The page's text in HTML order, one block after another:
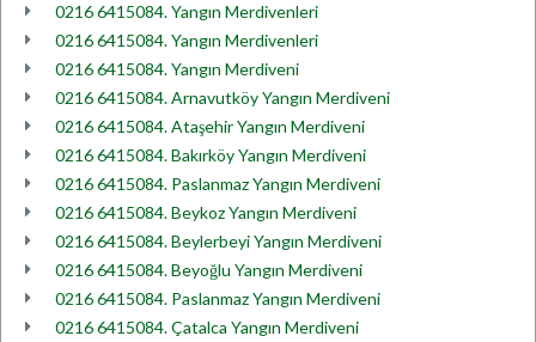
0216 6415084. Yangın Merdivenleri
0216 6415084. Yangın Merdivenleri
0216 6415084. Yangın Merdiveni
0216 6415084. Arnavutköy Yangın Merdiveni
0216 6415084. Ataşehir Yangın Merdiveni
0216 6415084. Bakırköy Yangın Merdiveni
0216 6415084. Paslanmaz Yangın Merdiveni
0216 6415084. Beykoz Yangın Merdiveni
0216 6415084. Beylerbeyi Yangın Merdiveni
0216 6415084. Beyoğlu Yangın Merdiveni
0216 6415084. Paslanmaz Yangın Merdiveni
0216 6415084. Çatalca Yangın Merdiveni